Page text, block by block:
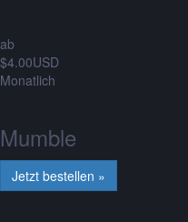
ab
$4.00USD
Monatlich
Mumble